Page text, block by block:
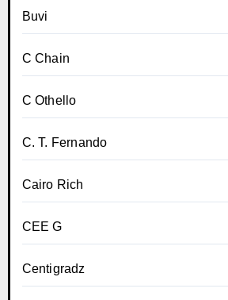
Buvi
C Chain
C Othello
C. T. Fernando
Cairo Rich
CEE G
Centigradz